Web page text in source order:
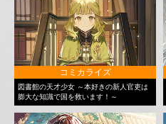
コミカライズ
図書館の天才少女 ～本好きの新人官吏は
膨大な知識で国を救います！～